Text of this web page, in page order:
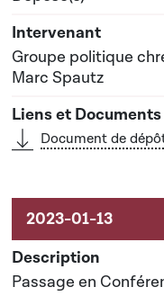
Groupe politique
Marc Spautz
Document de
Passage en